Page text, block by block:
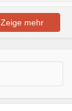
Zeige mehr